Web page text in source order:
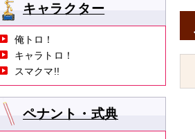
キャラクター
俺トロ！
キャラトロ！
スマクマ!!
ペナント・式典